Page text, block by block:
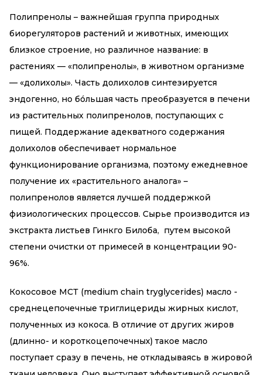
Полипренолы – важнейшая группа природных
биорегуляторов растений и животных, имеющих
близкое строение, но различное название: в
растениях — «полипренолы», в животном организме
— «долихолы». Часть долихолов синтезируется
эндогенно, но бóльшая часть преобразуется в печени
из растительных полипренолов, поступающих с
пищей. Поддержание адекватного содержания
долихолов обеспечивает нормальное
функционирование организма, поэтому ежедневное
получение их «растительного аналога» –
полипренолов является лучшей поддержкой
физиологических процессов. Сырье производится из
экстракта листьев Гинкго Билоба, путем высокой
степени очистки от примесей в концентрации 90-
96%.
Кокосовое МСТ (medium chain tryglycerides) масло -
среднецепочечные триглицериды жирных кислот,
полученных из кокоса. В отличие от других жиров
(длинно- и короткоцепочечных) такое масло
поступает сразу в печень, не откладываясь в жировой